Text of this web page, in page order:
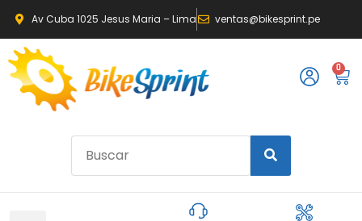
Av Cuba 1025 Jesus Maria – Lima ventas@bikesprint.pe
0